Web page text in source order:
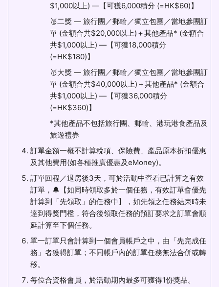
$1,000以上) —【可獲6,000積分 (=HK$60)】
🥈二獎 — 旅行團／郵輪／獨立包團／當地參團訂
單 (金額合共$20,000以上)＋其他產品* (金額合
共$1,000以上) —【可獲18,000積分
(=HK$180)】
🥇大獎 — 旅行團／郵輪／獨立包團／當地參團訂
單 (金額合共$40,000以上)＋其他產品* (金額合
共$1,000以上) —【可獲36,000積分
(=HK$360)】
*其他產品不包括旅行團、郵輪、港玩港食產品及
旅遊禮券
訂單金額一概不計算稅項、保險費、產品原本折扣優惠
及其他費用(如各種推廣優惠及eMoney)。
訂單回程／退房後3天，可於活動中查看已計算之有效
訂單，🔔【如同時領取多於一個任務，有效訂單會優先
計算到「先領取」的任務中】，如先領之任務結束時未
達到得獎門檻，符合後領取任務的預訂要求之訂單會順
延計算至下個任務。
單一訂單只會計算到一個會員帳戶之中，由「先完成任
務」者獲得訂單；不同帳戶內的訂單任務無法合併或轉
移。
每位合資格會員，於活動期內最多可獲得1份獎品。